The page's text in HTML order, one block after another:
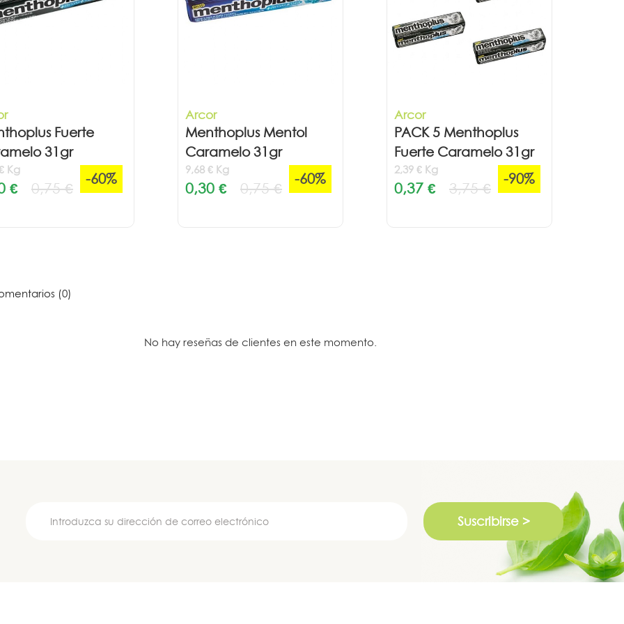
Fuerte
31gr
Kg
€ 0,75 €
-60%
Arcor
Menthoplus Mentol
Caramelo 31gr
9,68 € Kg
0,30 € 0,75 €
-60%
Arcor
PACK 5 Menthoplus
Fuerte Caramelo 31gr
2,39 € Kg
0,37 € 3,75 €
-90%
(0)
No hay reseñas de clientes en este momento.
Suscribirse >